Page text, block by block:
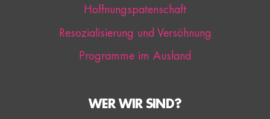
Hoffnungspatenschaft
Resozialisierung und Versöhnung
Programme im Ausland
WER WIR SIND?